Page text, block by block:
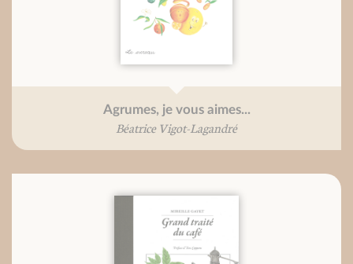
Agrumes, je vous aimes...
Béatrice Vigot-Lagandré